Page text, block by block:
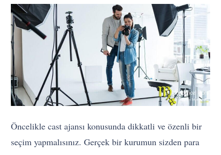
Öncelikle cast ajansı konusunda dikkatli ve özenli bir
seçim yapmalısınız. Gerçek bir kurumun sizden para